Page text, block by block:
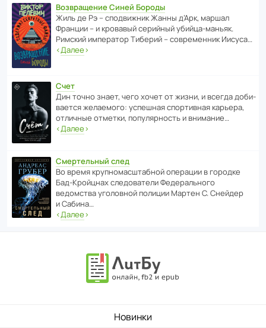
Возвращение Синей Бороды
Жиль де Рэ – спод­ви­жник Жанны д’Арк, маршал
Франции – и кровавый серийный убийца-маньяк.
Римский импе­ратор Тиберий – совре­менник Иисуса…
‹Далее›
Счет
Дин точно знает, чего хочет от жизни, и всегда доби­
ва­ется жела­е­мого: успе­шная спор­ти­вная карьера,
отли­чные отметки, попу­ля­р­ность и внимание…
‹Далее›
Смертельный след
Во время круп­но­мас­ш­та­бной операции в городке
Бад‑Крой­цнах следо­ва­тели Феде­раль­ного
ведомства уголо­вной полиции Мартен С. Снейдер
и Сабина…
‹Далее›
Новинки